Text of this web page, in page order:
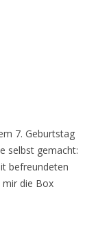
7. Geburtstag
selbst gemacht:
befreundeten
mir die Box